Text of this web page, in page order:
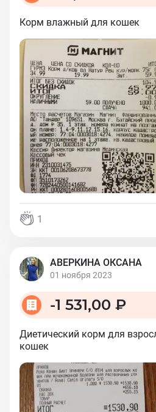
Корм влажный для кошек
1
АВЕРКИНА ОКСАНА
01 ноября 2023
-1 531,00 ₽
Диетический корм для
кошек